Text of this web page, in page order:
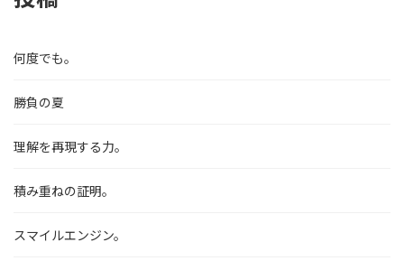
何度でも。
勝負の夏
理解を再現する力。
積み重ねの証明。
スマイルエンジン。